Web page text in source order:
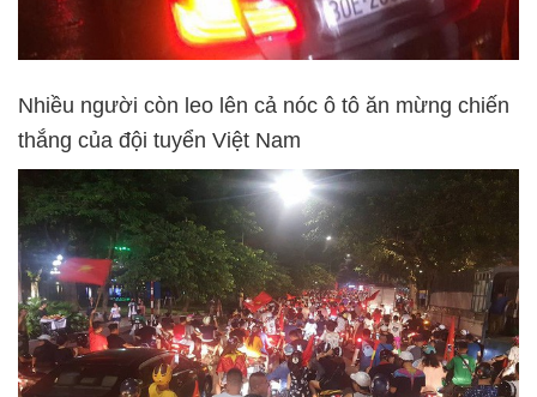
Nhiều người còn leo lên cả nóc ô tô ăn mừng chiến
thắng của đội tuyển Việt Nam